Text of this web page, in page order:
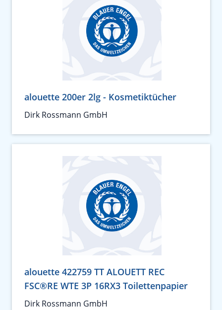
alouette 200er 2lg - Kosmetiktücher
Dirk Rossmann GmbH
alouette 422759 TT ALOUETT REC
FSC®RE WTE 3P 16RX3 Toilettenpapier
Dirk Rossmann GmbH